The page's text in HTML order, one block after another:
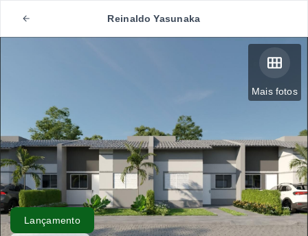
Reinaldo Yasunaka
Mais fotos
Lançamento